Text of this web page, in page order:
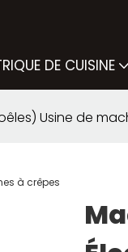
DE CUISINE
Usine de